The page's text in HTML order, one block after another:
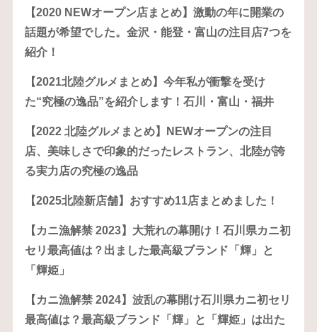
【2020 NEWオープン店まとめ】激動の年に開業の
話題が希望でした。金沢・能登・富山の注目店7つを
紹介！
【2021北陸グルメまとめ】今年私が衝撃を受け
た“究極の逸品”を紹介します！石川・富山・福井
【2022 北陸グルメまとめ】NEWオープンの注目
店、美味しさで印象的だったレストラン、北陸が誇
る実力店の究極の逸品
【2025北陸新店舗】おすすめ11店まとめました！
【カニ漁解禁 2023】大荒れの幕開け！石川県カニ初
セリ最高値は？出ました最高級ブランド「輝」と
「輝姫」
【カニ漁解禁 2024】波乱の幕開け石川県カニ初セリ
最高値は？最高級ブランド「輝」と「輝姫」は出た